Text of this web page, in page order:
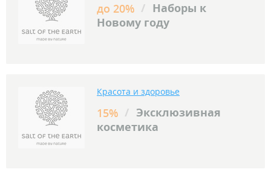
до 20% / Наборы к
Новому году
Красота и здоровье
15% / Эксклюзивная
косметика